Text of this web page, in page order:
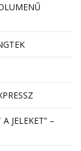
JELEKET” –